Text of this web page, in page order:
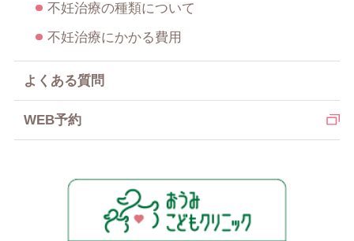
不妊治療の種類について
不妊治療にかかる費用
よくある質問
WEB予約